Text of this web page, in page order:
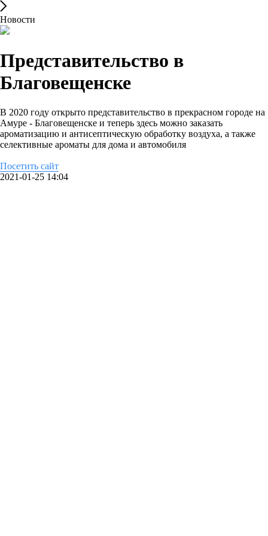
Новости
Представительство в
Благовещенске
В 2020 году открыто представительство в прекрасном городе на
Амуре - Благовещенске и теперь здесь можно заказать
ароматизацию и антисептическую обработку воздуха, а также
селективные ароматы для дома и автомобиля
Посетить сайт
2021-01-25 14:04